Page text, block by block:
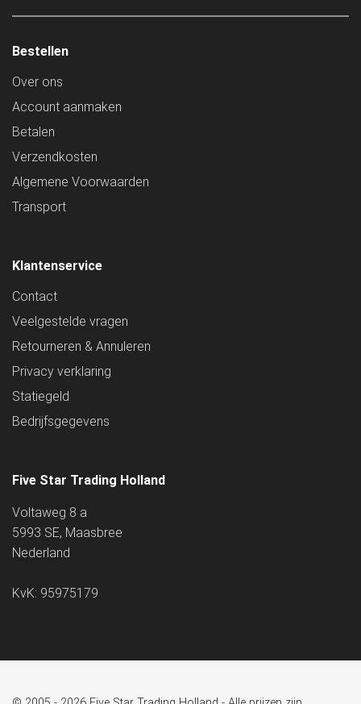
Bestellen
Over ons
Account aanmaken
Betalen
Verzendkosten
Algemene Voorwaarden
Transport
Klantenservice
Contact
Veelgestelde vragen
Retourneren & Annuleren
Privacy verklaring
Statiegeld
Bedrijfsgegevens
Five Star Trading Holland
Voltaweg 8 a
5993 SE, Maasbree
Nederland
KvK: 95975179